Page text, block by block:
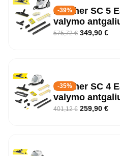
-39%
Kärcher SC 5
valymo
575,72€ 349,90 €
-35%
Kärcher SC 4
valymo
401,12€ 259,90 €